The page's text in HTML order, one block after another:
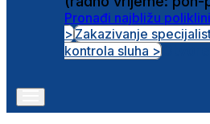
Pronađi najbližu
>Zakazivanje
kontrola sluha >